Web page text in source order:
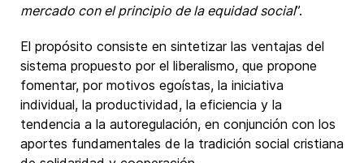
mercado con el principio de la equidad social”.
El propósito consiste en sintetizar las ventajas del
sistema propuesto por el liberalismo, que propone
fomentar, por motivos egoístas, la iniciativa
individual, la productividad, la eficiencia y la
tendencia a la autoregulación, en conjunción con los
aportes fundamentales de la tradición social cristiana